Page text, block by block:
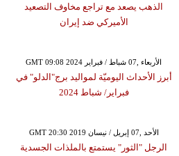
الذهب يصعد مع تراجع مخاوف التصعيد
الأميركي ضد إيران
GMT 09:08 2024 الأربعاء ,07 شباط / فبراير
أبرز الأحداث اليوميّة لمواليد برج"الدلو" في
فبراير/ شباط 2024
GMT 20:30 2019 الأحد ,07 إبريل / نيسان
الرجل "الثور" يستمتع بالملذات الجسدية